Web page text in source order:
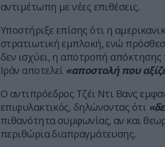
αντιμέτωπη με νέες επιθέσεις.
Υποστήριξε επίσης ότι η
στρατιωτική εμπλοκή, ενώ
δεν ισχύει, η αποτροπή
Ιράν αποτελεί «αποστολή που
Ο αντιπρόεδρος Τζέι Ντι Βανς
επιφυλακτικός, δηλώνοντας ότι
πιθανότητα συμφωνίας, αν και
περιθώρια διαπραγμάτευσης.